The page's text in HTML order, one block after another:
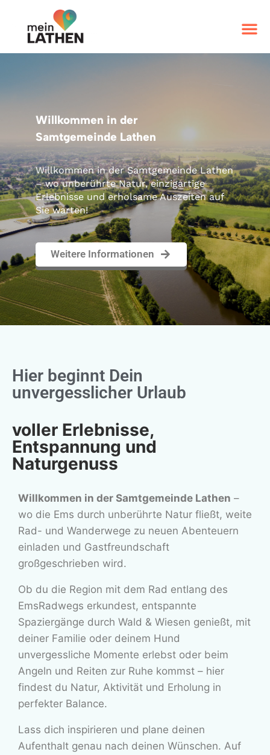
Wo Pferdeglück
auf Naturidylle trifft
Ein Eldorado für Pferdeliebhaber mit
erstklassigen Reiter- und Ponyhöfen,
professionellen Pferdepensionen und
idyllischen Reitwegen inmitten
erholsamer Natur.
Weitere Informationen
Hier beginnt Dein
unvergesslicher Urlaub
voller Erlebnisse,
Entspannung und
Naturgenuss
Willkommen in der Samtgemeinde Lathen –
wo die Ems durch unberührte Natur fließt, weite
Rad- und Wanderwege zu neuen Abenteuern
einladen und Gastfreundschaft
großgeschrieben wird.
Ob du die Region mit dem Rad entlang des
EmsRadwegs erkundest, entspannte
Spaziergänge durch Wald & Wiesen genießt, mit
deiner Familie oder deinem Hund
unvergessliche Momente erlebst oder beim
Angeln und Reiten zur Ruhe kommst – hier
findest du Natur, Aktivität und Erholung in
perfekter Balance.
Lass dich inspirieren und plane deinen
Aufenthalt genau nach deinen Wünschen. Auf